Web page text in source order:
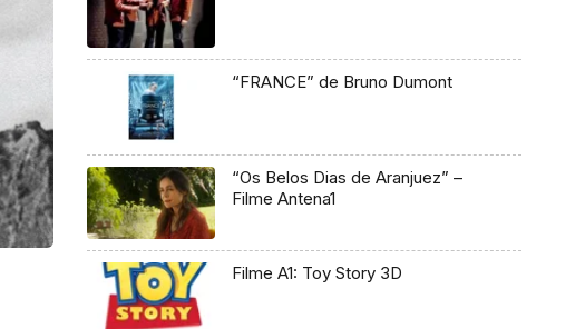
“FRANCE” de Bruno Dumont
“Os Belos Dias de Aranjuez” –
Filme Antena1
Filme A1: Toy Story 3D